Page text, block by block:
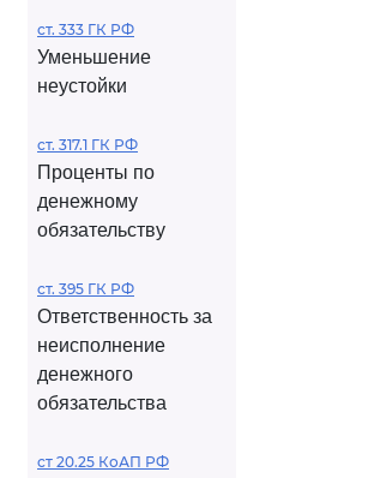
ст. 333 ГК РФ
Уменьшение
неустойки
ст. 317.1 ГК РФ
Проценты по
денежному
обязательству
ст. 395 ГК РФ
Ответственность за
неисполнение
денежного
обязательства
ст 20.25 КоАП РФ